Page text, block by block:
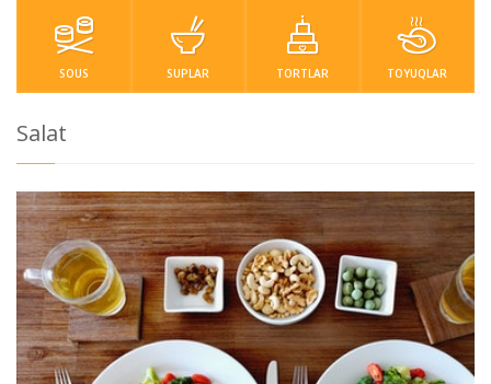
SOUS SUPLAR TORTLAR TOYUQLAR
Salat